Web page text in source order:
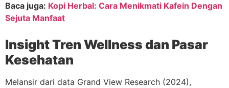
Baca juga: Kopi Herbal: Cara Menikmati Kafein Dengan
Sejuta Manfaat
Insight Tren Wellness dan Pasar
Kesehatan
Melansir dari data Grand View Research (2024),